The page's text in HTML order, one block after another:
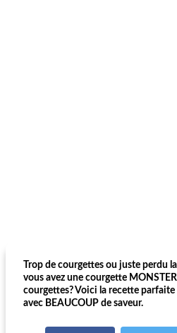
Trop de courgettes ou juste perdu
vous avez une courgette
courgettes? Voici la recette
avec BEAUCOUP de saveur.